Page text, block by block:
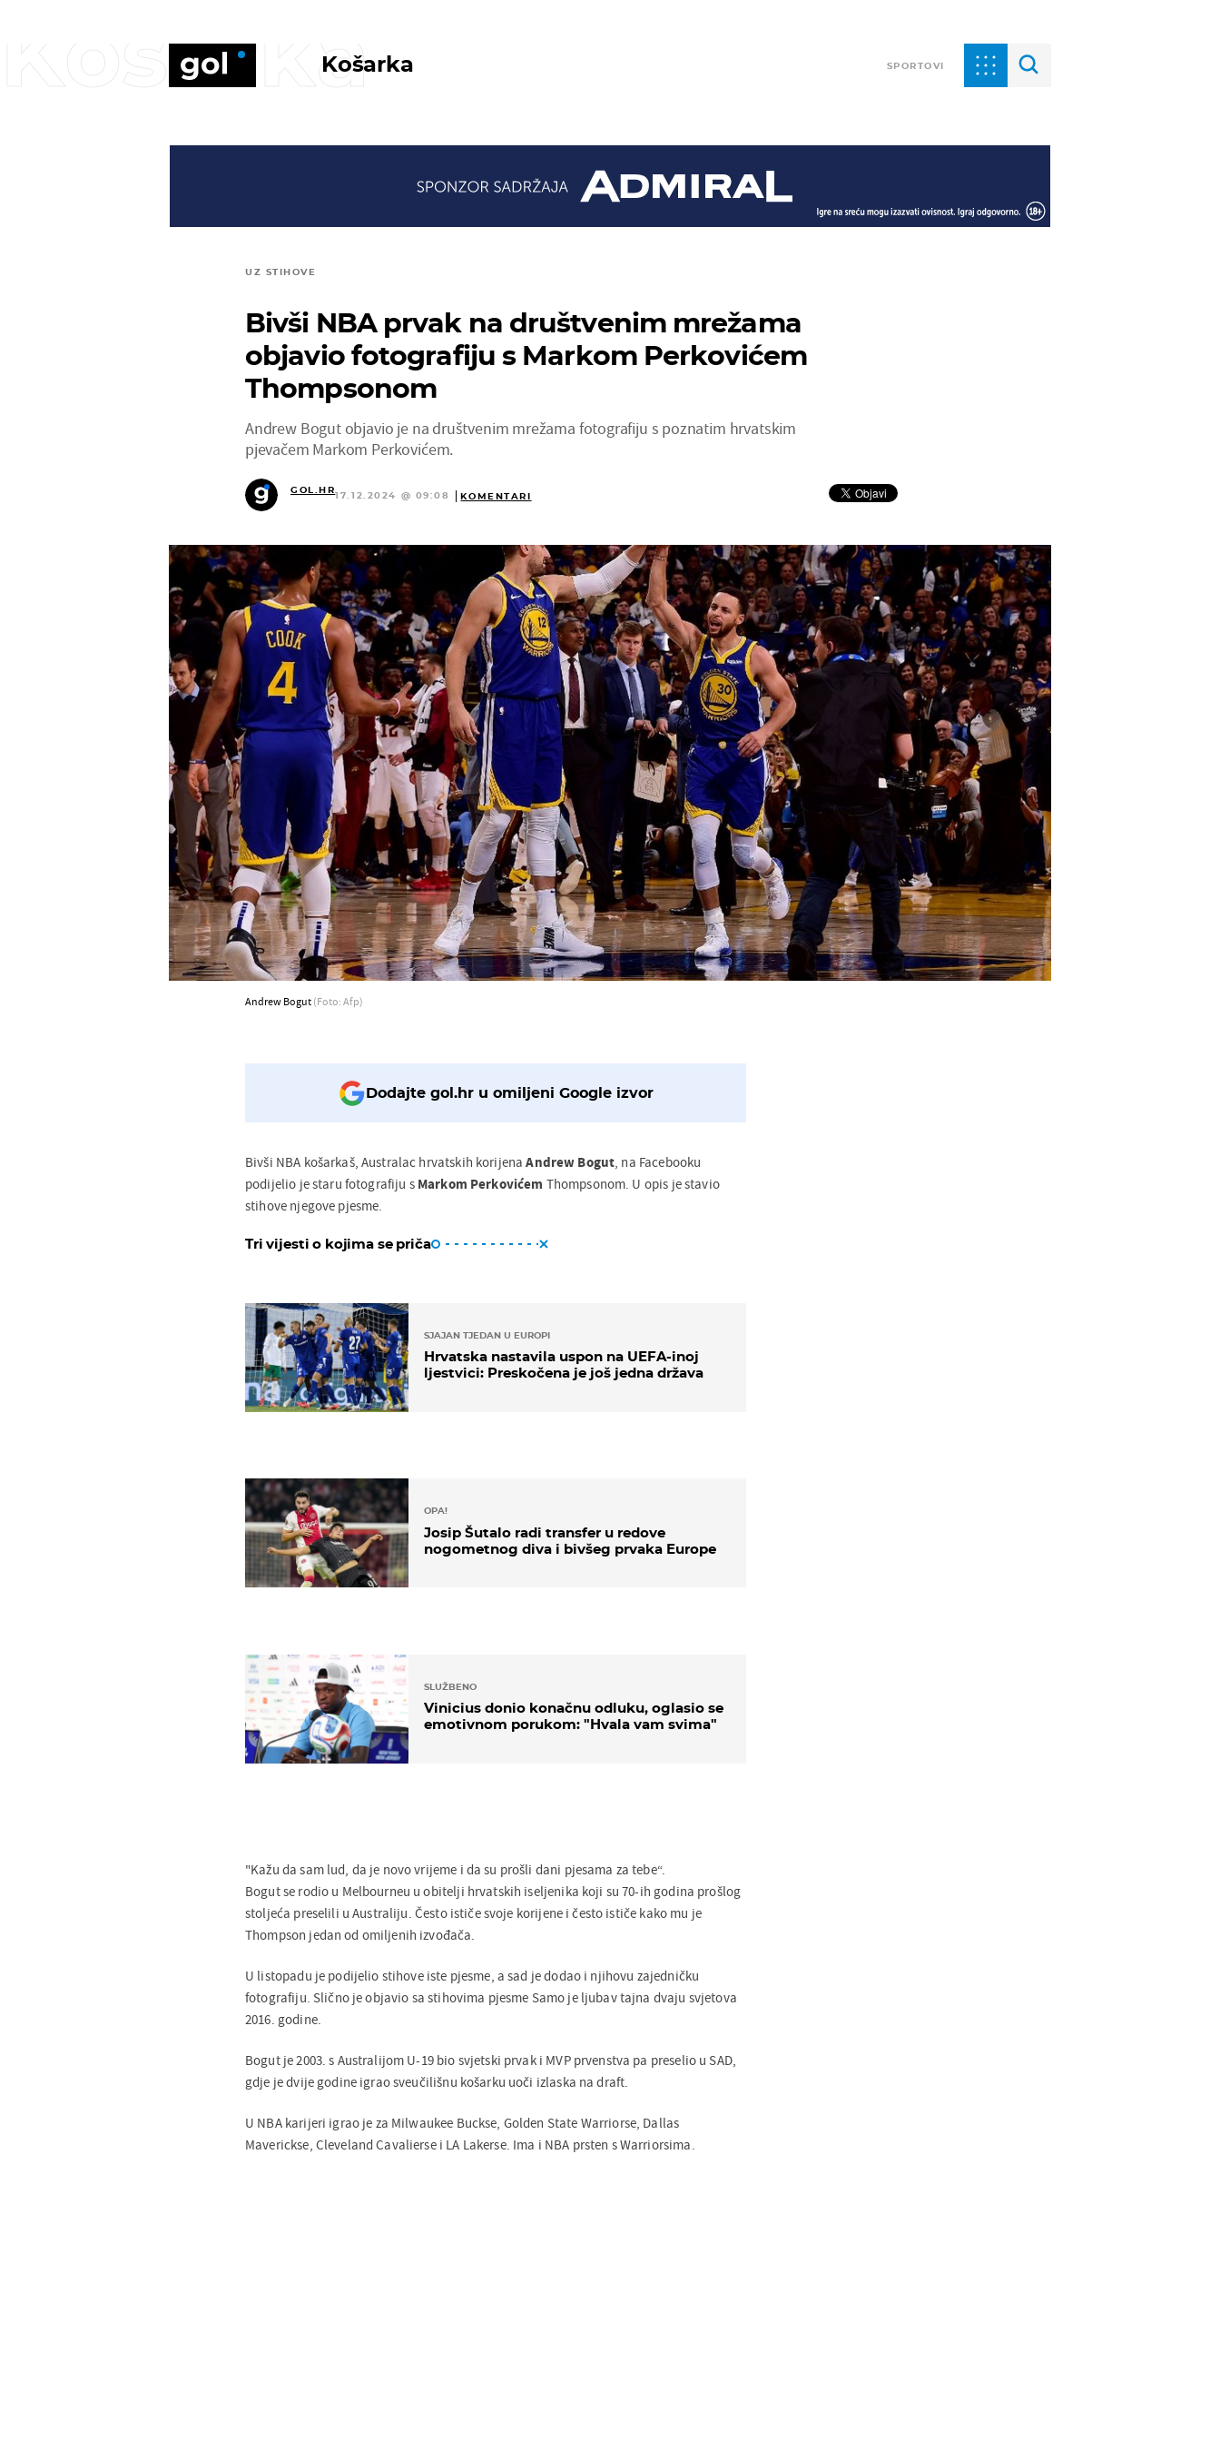
Košarka SPORTOVI
Košarka
UZ STIHOVE
Bivši NBA prvak na društvenim mrežama
objavio fotografiju s Markom Perkovićem
Thompsonom
Andrew Bogut objavio je na društvenim mrežama fotografiju s poznatim hrvatskim
pjevačem Markom Perkovićem.
GOL.HR
17.12.2024 @ 09:08 KOMENTARI
Andrew Bogut (Foto: Afp)
Dodajte gol.hr u omiljeni Google izvor
Bivši NBA košarkaš, Australac hrvatskih korijena Andrew Bogut, na Facebooku
podijelio je staru fotografiju s Markom Perkovićem Thompsonom. U opis je stavio
stihove njegove pjesme.
Tri vijesti o kojima se priča
SJAJAN TJEDAN U EUROPI
Hrvatska nastavila uspon na UEFA-inoj
ljestvici: Preskočena je još jedna država
OPA!
Josip Šutalo radi transfer u redove
nogometnog diva i bivšeg prvaka Europe
SLUŽBENO
Vinicius donio konačnu odluku, oglasio se
emotivnom porukom: "Hvala vam svima"
"Kažu da sam lud, da je novo vrijeme i da su prošli dani pjesama za tebe“.
Bogut se rodio u Melbourneu u obitelji hrvatskih iseljenika koji su 70-ih godina prošlog
stoljeća preselili u Australiju. Često ističe svoje korijene i često ističe kako mu je
Thompson jedan od omiljenih izvođača.
U listopadu je podijelio stihove iste pjesme, a sad je dodao i njihovu zajedničku
fotografiju. Slično je objavio sa stihovima pjesme Samo je ljubav tajna dvaju svjetova
2016. godine.
Bogut je 2003. s Australijom U-19 bio svjetski prvak i MVP prvenstva pa preselio u SAD,
gdje je dvije godine igrao sveučilišnu košarku uoči izlaska na draft.
U NBA karijeri igrao je za Milwaukee Buckse, Golden State Warriorse, Dallas
Maverickse, Cleveland Cavalierse i LA Lakerse. Ima i NBA prsten s Warriorsima.